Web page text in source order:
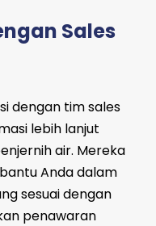
Sales
dengan tim sales
lebih lanjut
air. Mereka
Anda dalam
sesuai dengan
penawaran